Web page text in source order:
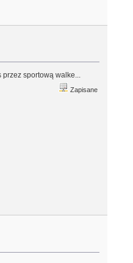
przez sportową walke...
Zapisane